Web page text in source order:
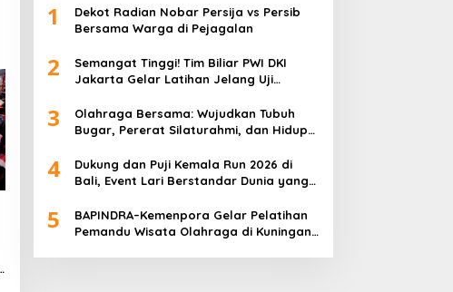
1
Dekot Radian Nobar Persija vs Persib
Bersama Warga di Pejagalan
2
Semangat Tinggi! Tim Biliar PWI DKI
Jakarta Gelar Latihan Jelang Uji
3
Olahraga Bersama: Wujudkan Tubuh
Bugar, Pererat Silaturahmi, dan Hidup
4
Dukung dan Puji Kemala Run 2026 di
Bali, Event Lari Berstandar Dunia yang
5
BAPINDRA–Kemenpora Gelar Pelatihan
Pemandu Wisata Olahraga di Kuningan